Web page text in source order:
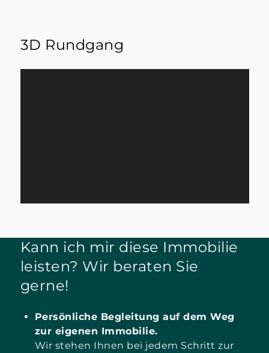
3D Rundgang
Kann ich mir diese Immobilie
leisten? Wir beraten Sie
gerne!
Persönliche Begleitung auf dem Weg
zur eigenen Immobilie.
Wir stehen Ihnen bei jedem Schritt zur